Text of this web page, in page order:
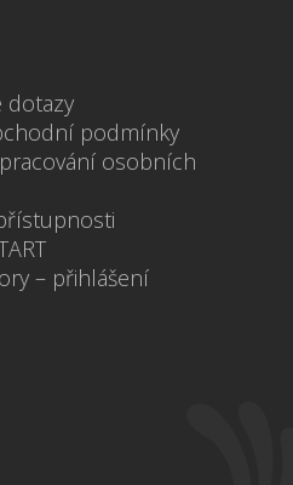
dotazy
podmínky
osobních
– přihlášení